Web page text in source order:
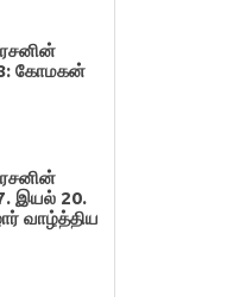
கோமகன்
இயல் 20.
வாழ்த்திய